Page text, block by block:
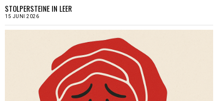
STOLPERSTEINE IN LEER
15 JUNI 2026